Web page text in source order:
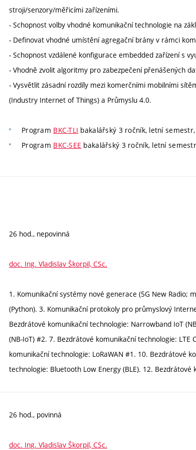
stroji/senzory/měřicími zařízeními.
- Schopnost volby vhodné komunikační technologie na
- Definovat vhodné umístění agregační brány v rámci
- Schopnost vzdálené konfigurace embedded zařízení s
- Vhodně zvolit algoritmy pro zabezpečení přenášených
- Vysvětlit zásadní rozdíly mezi komerčními mobilními
(Industry Internet of Things) a Průmyslu 4.0.
Program BKC-TLI bakalářský 3 ročník, letní
Program BKC-SEE bakalářský 3 ročník, letní
26 hod., nepovinná
doc. Ing. Vladislav Škorpil, CSc.
1. Komunikační systémy nové generace (5G New Radio;
(Python). 3. Komunikační protokoly pro průmyslový
Bezdrátové komunikační technologie: Narrowband IoT
(NB-IoT) #2. 7. Bezdrátové komunikační technologie:
komunikační technologie: LoRaWAN #1. 10. Bezdrátové
technologie: Bluetooth Low Energy (BLE). 12.
26 hod., povinná
doc. Ing. Vladislav Škorpil, CSc.